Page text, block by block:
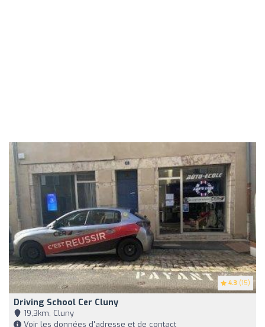
4.3 (15)
Driving School Cer Cluny
19,3km, Cluny
Voir les données d'adresse et de contact